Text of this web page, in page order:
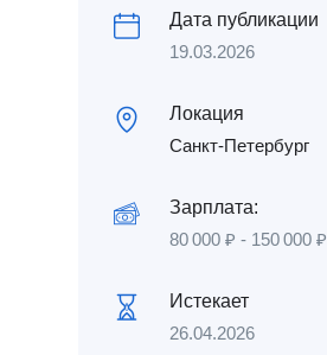
Дата публикации
19.03.2026
Локация
Санкт-Петербург
Зарплата:
80 000 ₽ - 150 000 ₽
Истекает
26.04.2026